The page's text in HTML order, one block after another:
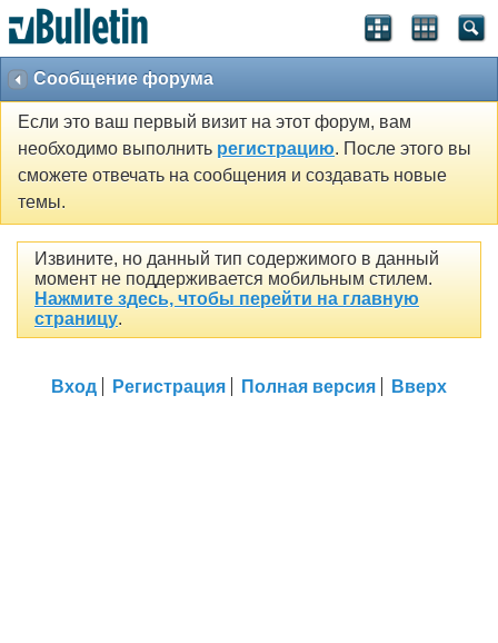
Сообщение форума
Если это ваш первый визит на этот форум, вам
необходимо выполнить регистрацию. После этого вы
сможете отвечать на сообщения и создавать новые
темы.
Извините, но данный тип содержимого в данный
момент не поддерживается мобильным стилем.
Нажмите здесь, чтобы перейти на главную
страницу.
Вход Регистрация Полная версия Вверх